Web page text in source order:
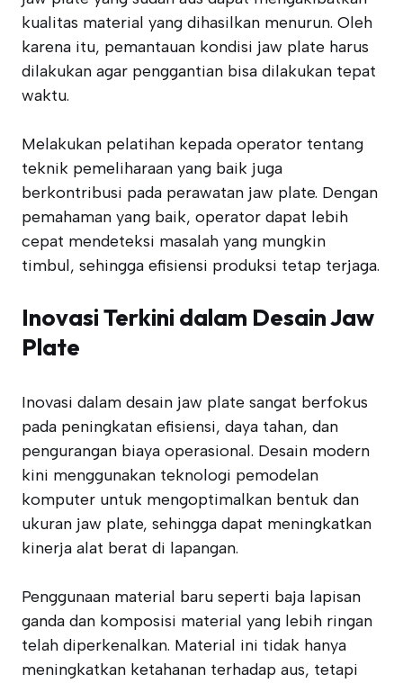
kualitas material yang dihasilkan menurun. Oleh
karena itu, pemantauan kondisi jaw plate harus
dilakukan agar penggantian bisa dilakukan tepat
waktu.
Melakukan pelatihan kepada operator tentang
teknik pemeliharaan yang baik juga
berkontribusi pada perawatan jaw plate. Dengan
pemahaman yang baik, operator dapat lebih
cepat mendeteksi masalah yang mungkin
timbul, sehingga efisiensi produksi tetap terjaga.
Inovasi Terkini dalam Desain Jaw
Plate
Inovasi dalam desain jaw plate sangat berfokus
pada peningkatan efisiensi, daya tahan, dan
pengurangan biaya operasional. Desain modern
kini menggunakan teknologi pemodelan
komputer untuk mengoptimalkan bentuk dan
ukuran jaw plate, sehingga dapat meningkatkan
kinerja alat berat di lapangan.
Penggunaan material baru seperti baja lapisan
ganda dan komposisi material yang lebih ringan
telah diperkenalkan. Material ini tidak hanya
meningkatkan ketahanan terhadap aus, tetapi